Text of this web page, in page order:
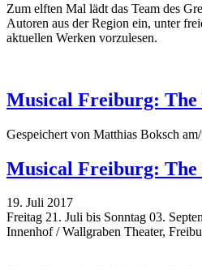
Zum elften Mal lädt das Team des
Autoren aus der Region ein, unter
aktuellen Werken vorzulesen.
Musical Freiburg:
Gespeichert von Matthias Boksch
Musical Freiburg:
19. Juli 2017
Freitag 21. Juli bis Sonntag 03.
Innenhof / Wallgraben Theater,